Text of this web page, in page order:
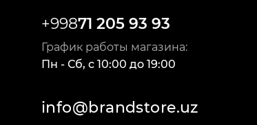
+99871 205 93 93
График работы магазина:
Пн - Сб, c 10:00 до 19:00
info@brandstore.uz